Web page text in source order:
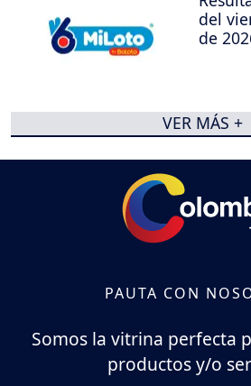
del
de
VER MÁS +
PAUTA CON
Somos la vitrina perfecta
productos y/o